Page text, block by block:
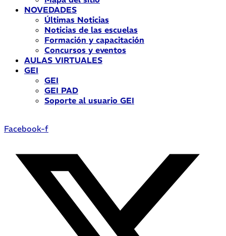
NOVEDADES
Últimas Noticias
Noticias de las escuelas
Formación y capacitación
Concursos y eventos
AULAS VIRTUALES
GEI
GEI
GEI PAD
Soporte al usuario GEI
Facebook-f